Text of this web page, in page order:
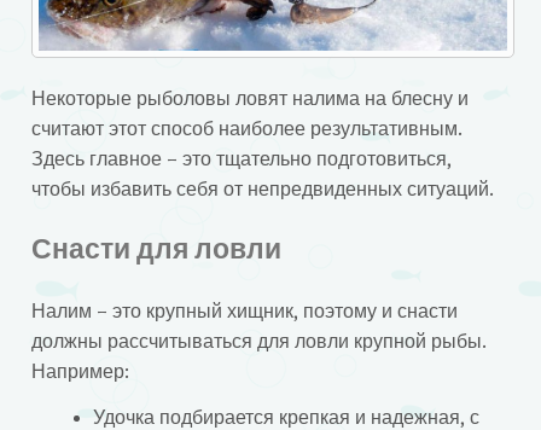
Некоторые рыболовы ловят налима на блесну и
считают этот способ наиболее результативным.
Здесь главное – это тщательно подготовиться,
чтобы избавить себя от непредвиденных ситуаций.
Снасти для ловли
Налим – это крупный хищник, поэтому и снасти
должны рассчитываться для ловли крупной рыбы.
Например:
Удочка подбирается крепкая и надежная, с